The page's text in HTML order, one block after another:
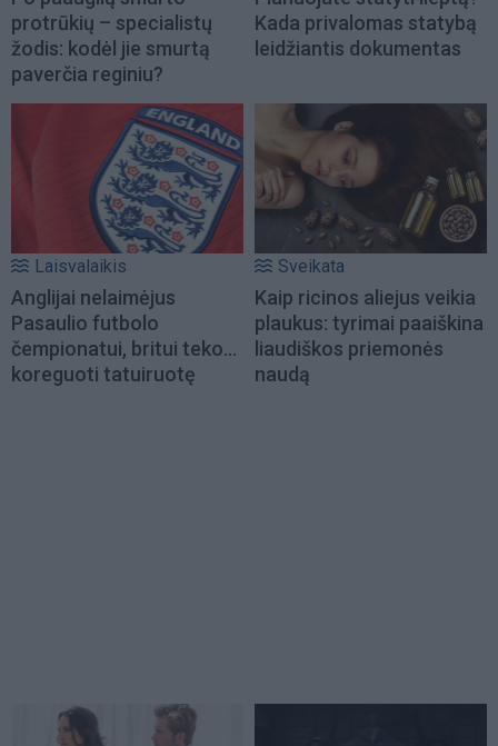
protrūkių – specialistų
žodis: kodėl jie smurtą
paverčia reginiu?
Kada privalomas statybą
leidžiantis dokumentas
Laisvalaikis
Anglijai nelaimėjus
Pasaulio futbolo
čempionatui, britui teko...
koreguoti tatuiruotę
Sveikata
Kaip ricinos aliejus veikia
plaukus: tyrimai paaiškina
liaudiškos priemonės
naudą